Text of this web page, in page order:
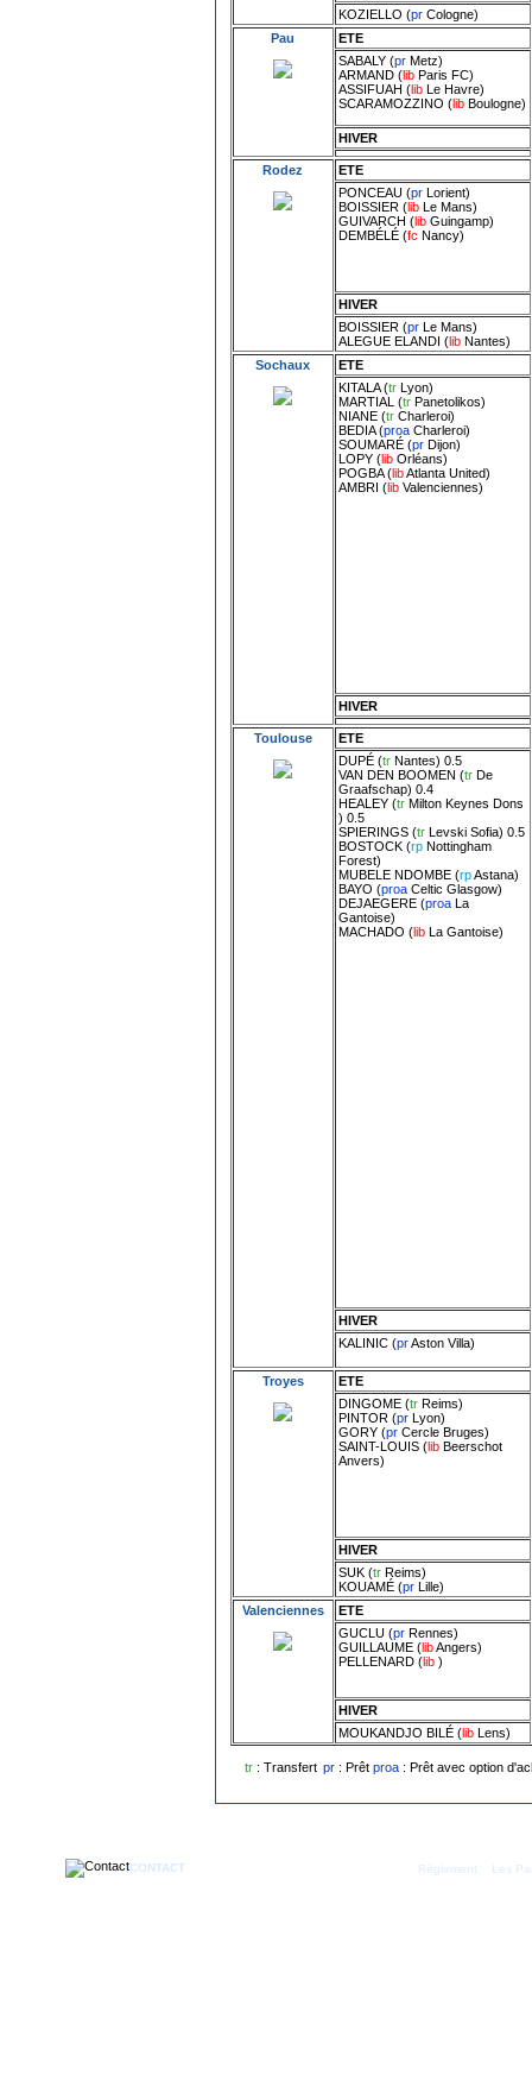
KOZIELLO (pr Cologne)
Pau
ETE
SABALY(pr Metz)
ARMAND(lib Paris FC)
ASSIFUAH (lib Le Havre)
SCARAMOZZINO (lib Boulogne)
HIVER
Rodez
ETE
PONCEAU(pr Lorient)
BOISSIER(lib Le Mans)
GUIVARCH (lib Guingamp)
DEMBÉLÉ(fc Nancy)
HIVER
BOISSIER(pr Le Mans)
ALEGUE ELANDI (lib Nantes)
Sochaux
ETE
KITALA(tr Lyon)
MARTIAL (tr Panetolikos)
NIANE(tr Charleroi)
BEDIA(proa Charleroi)
SOUMARÉ(pr Dijon)
LOPY(lib Orléans)
POGBA(libAtlanta United)
AMBRI (lib Valenciennes)
HIVER
Toulouse
ETE
DUPÉ(tr Nantes) 0.5
VAN DEN BOOMEN (tr De
Graafschap) 0.4
HEALEY(tr Milton Keynes Dons
) 0.5
SPIERINGS(tr Levski Sofia) 0.5
BOSTOCK(rp Nottingham
Forest)
MUBELE NDOMBE(rpAstana)
BAYO (proa Celtic Glasgow)
DEJAEGERE(proa La
Gantoise)
MACHADO (lib La Gantoise)
HIVER
KALINIC(prAston Villa)
Troyes
ETE
DINGOME(tr Reims)
PINTOR(pr Lyon)
GORY(pr Cercle Bruges)
SAINT-LOUIS(lib Beerschot
Anvers)
HIVER
SUK(tr Reims)
KOUAMÉ(pr Lille)
Valenciennes
ETE
GUCLU(pr Rennes)
GUILLAUME(libAngers)
PELLENARD(lib )
HIVER
MOUKANDJO BILÉ(lib Lens)
tr: Transfert pr: Prêt proa: Prêt avec option
CONTACT Règlement Les